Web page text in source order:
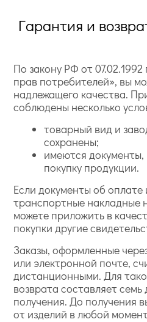
Гарантия и
По закону РФ от
прав потребителей», вы
надлежащего качества.
соблюдены несколько
товарный вид и
сохранены;
имеются
покупку продукции.
Если документы об оплате
транспортные накладные
можете приложить в
покупки другие
Заказы, оформленные
или электронной почте,
дистанционными. Для
возврата составляет семь
получения. До получения
от изделий в любой